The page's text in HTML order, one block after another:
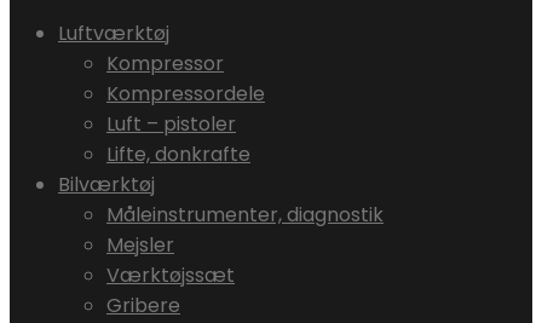
Luftværktøj
Kompressor
Kompressordele
Luft – pistoler
Lifte, donkrafte
Bilværktøj
Måleinstrumenter, diagnostik
Mejsler
Værktøjssæt
Gribere